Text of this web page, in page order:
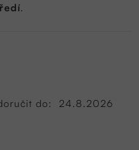
.
do:
24.8.2026